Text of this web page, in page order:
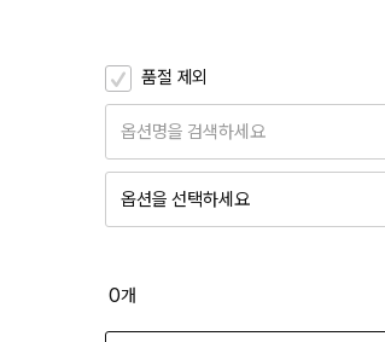
품절 제외
옵션명을 검색하세요
옵션을 선택하세요
11,700
0개